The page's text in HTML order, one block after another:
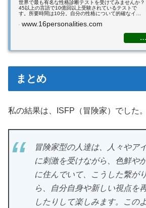
世界で最も有名な性格診断テストを受けてみませんか？
45以上の言語で10億回以上受験されているテストで
す。所要時間は10分。自分の性格について的確なイン
www.16personalities.com
まとめ
私の結果は、ISFP（冒険家）でした。
冒険家型の人達は、人々やア
に刺激を受けながら、色鮮や
に住んでいて、こうした繋が
ら、自分自身や新しい視点を
したりして楽しみます。この